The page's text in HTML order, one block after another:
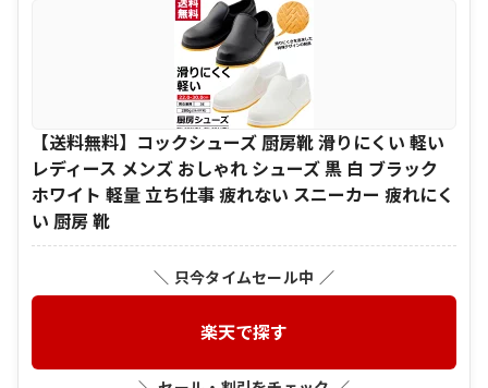
【送料無料】コックシューズ 厨房靴 滑りにくい 軽い
レディース メンズ おしゃれ シューズ 黒 白 ブラック
ホワイト 軽量 立ち仕事 疲れない スニーカー 疲れにく
い 厨房 靴
＼ 只今タイムセール中 ／
楽天で探す